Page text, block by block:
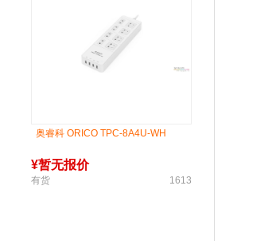
奥睿科 ORICO TPC-8A4U-WH
¥暂无报价
有货 1613